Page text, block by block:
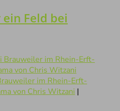
Feld bei
im Rhein-Erft-
von Chris Witzani |